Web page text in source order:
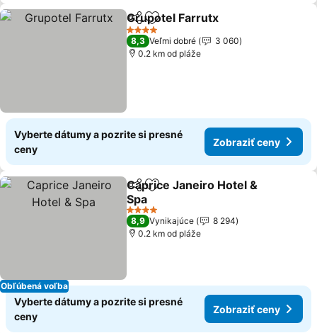
ZdieľaťPridať do obľúbených
Grupotel Farrutx
4 Počet hviezdičiek
8,3 Veľmi dobré
3 060
0.2 km od pláže
Vyberte dátumy a pozrite si presné
ceny
Zobraziť ceny
Obľúbená voľba
ZdieľaťPridať do obľúbených
Caprice Janeiro Hotel &
Spa
4 Počet hviezdičiek
8,9 Vynikajúce
8 294
0.2 km od pláže
Vyberte dátumy a pozrite si presné
ceny
Zobraziť ceny